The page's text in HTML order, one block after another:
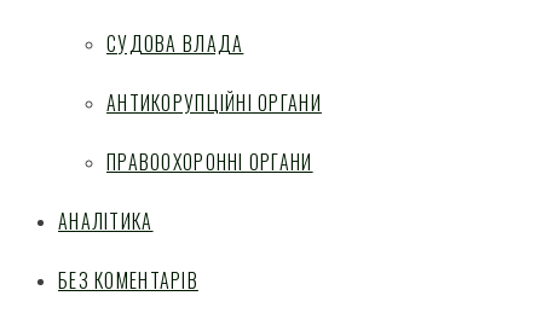
СУДОВА ВЛАДА
АНТИКОРУПЦІЙНІ ОРГАНИ
ПРАВООХОРОННІ ОРГАНИ
АНАЛІТИКА
БЕЗ КОМЕНТАРІВ